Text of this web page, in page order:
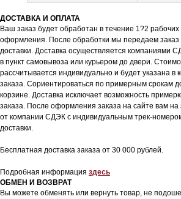
ДОСТАВКА И ОПЛАТА
Ваш заказ будет обработан в течение 1?2
оформления. После обработки мы передаем
доставки. Доставка осуществляется компаниями
в пункт самовывоза или курьером до двери.
рассчитывается индивидуально и будет указана
заказа. Сориентироваться по примерным срокам
корзине. Доставка исключает возможность
заказа. После оформления заказа на сайте вам на
от компании СДЭК с индивидуальным трек-
доставки.
Бесплатная доставка заказа от 30 000 рублей.
Подробная информация здесь
ОБМЕН И ВОЗВРАТ
Вы можете обменять или вернуть товар, не
СПОСОБЫ ДОСТАВКИ
ОБМЕН И ВОЗВРАТ
КОНСЬЕРЖ СЕРВИС
ОТЗЫВЫ КЛИЕНТОВ
NIKE
JORDAN
SKIMS
KHY
ВСЕ БРЕНДЫ
KICKSBAZAR@MAIL.RU